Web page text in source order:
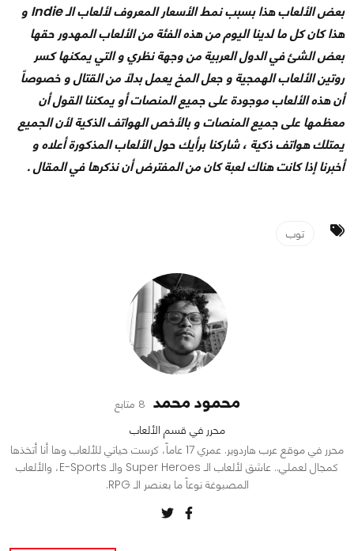
بعض الألعاب هذا بسبب نمط الأسعار المعروف لألعاب الـ Indie و
هذا كان كل ما لدينا اليوم من هذه الفئة من الألعاب المهدور حقها
بعض الشئ في الدول العربية من وجهة نظري و التي يمكنها كسر
روتين الألعاب الهمجية و جعل المخ يعمل بدلاً من القتال و خصوصاً
أن هذه الألعاب موجودة على جميع المنصات أو يمكننا القول أن
معظمها على جميع المنصات و بالأخص الهواتف الذكية لأن الجميع
يمتلك هواتف ذكية ، شاركنا برأيك حول الألعاب المذكورة أعلاه و
أخبرنا إذا كانت هناك لعبة كان من المفترض أن نذكرها في المقال .
توب
محمود محمد 8 متابع
محرر في قسم الألعاب
محرر في موقع عرب هاردوير. عمري 17 عاماً، كرست حياتي للألعاب وها أنا أتخذها
كمجال لعملي.. عاشق لألعاب الـ Super Heroes والـ E-Sports، والألعاب
المصبوغة نوعاً ما بعنصر الـ RPG.